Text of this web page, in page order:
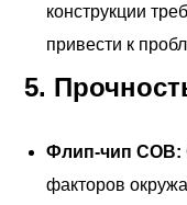
конструкции
привести к
5.
Флип-чип COB:
факторов